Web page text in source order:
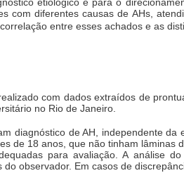
com diferentes causas de AHs,
entre esses achados e as
com dados extraídos de
no Rio de Janeiro.
diagnóstico de AH, independente
de 18 anos, que não tinham lâminas
para avaliação. A análise
observador. Em casos de